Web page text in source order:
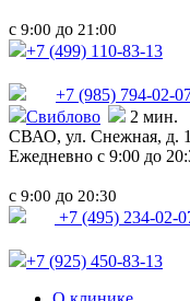
с 9:00 до 21:00
+7 (499) 110-83-13
+7 (985) 794-02-
Свиблово
2 мин.
СВАО, ул. Снежная, д.
Ежедневно с 9:00 до
с 9:00 до 20:30
+7 (495) 234-02-
+7 (925) 450-83-13